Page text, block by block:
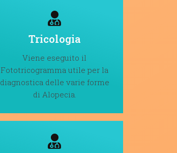
Tricologia
Viene eseguito il
Fototricogramma utile per la
diagnostica delle varie forme
di Alopecia.